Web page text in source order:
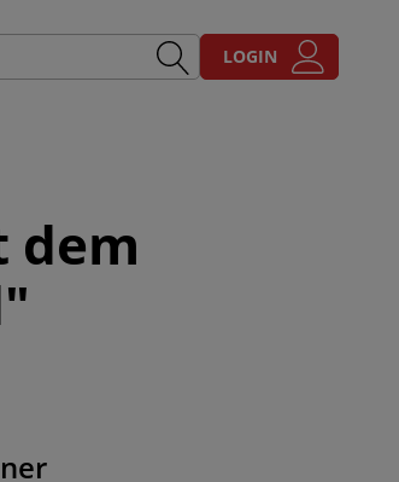
LOGIN
dem